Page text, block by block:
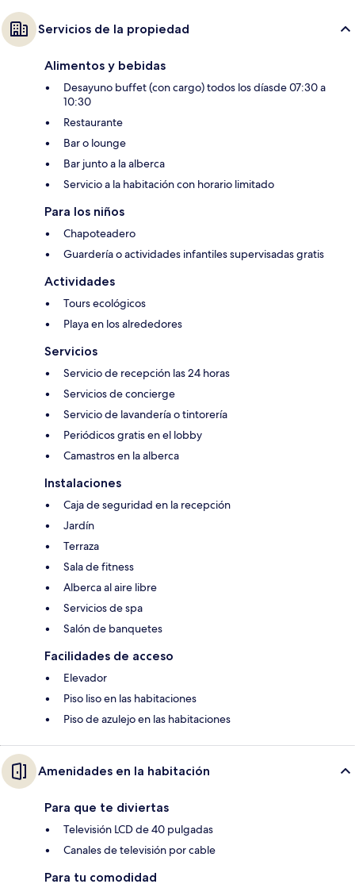
Servicios de la propiedad
Alimentos y bebidas
Desayuno buffet (con cargo) todos los díasde 07:30 a
10:30
Restaurante
Bar o lounge
Bar junto a la alberca
Servicio a la habitación con horario limitado
Para los niños
Chapoteadero
Guardería o actividades infantiles supervisadas gratis
Actividades
Tours ecológicos
Playa en los alrededores
Servicios
Servicio de recepción las 24 horas
Servicios de concierge
Servicio de lavandería o tintorería
Periódicos gratis en el lobby
Camastros en la alberca
Instalaciones
Caja de seguridad en la recepción
Jardín
Terraza
Sala de fitness
Alberca al aire libre
Servicios de spa
Salón de banquetes
Facilidades de acceso
Elevador
Piso liso en las habitaciones
Piso de azulejo en las habitaciones
Amenidades en la habitación
Para que te diviertas
Televisión LCD de 40 pulgadas
Canales de televisión por cable
Para tu comodidad